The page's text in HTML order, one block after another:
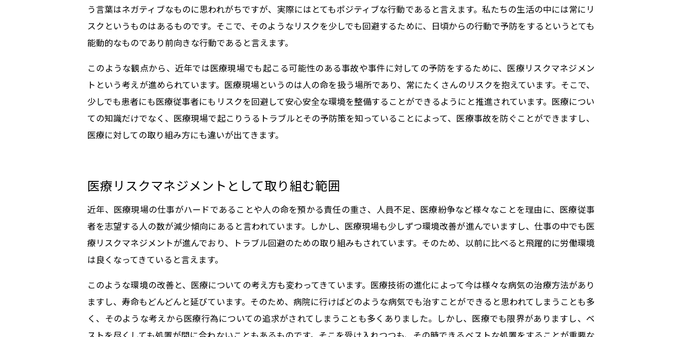
う言葉はネガティブなものに思われがちですが、実際にはとてもポジティブな行動であると言えます。私たちの生活の中には常にリ
スクというものはあるものです。そこで、そのようなリスクを少しでも回避するために、日頃からの行動で予防をするというとても
能動的なものであり前向きな行動であると言えます。
このような観点から、近年では医療現場でも起こる可能性のある事故や事件に対しての予防をするために、医療リスクマネジメン
トという考えが進められています。医療現場というのは人の命を扱う場所であり、常にたくさんのリスクを抱えています。そこで、
少しでも患者にも医療従事者にもリスクを回避して安心安全な環境を整備することができるようにと推進されています。医療につい
ての知識だけでなく、医療現場で起こりうるトラブルとその予防策を知っていることによって、医療事故を防ぐことができますし、
医療に対しての取り組み方にも違いが出てきます。
医療リスクマネジメントとして取り組む範囲
近年、医療現場の仕事がハードであることや人の命を預かる責任の重さ、人員不足、医療紛争など様々なことを理由に、医療従事
者を志望する人の数が減少傾向にあると言われています。しかし、医療現場も少しずつ環境改善が進んでいますし、仕事の中でも医
療リスクマネジメントが進んでおり、トラブル回避のための取り組みもされています。そのため、以前に比べると飛躍的に労働環境
は良くなってきていると言えます。
このような環境の改善と、医療についての考え方も変わってきています。医療技術の進化によって今は様々な病気の治療方法があり
ますし、寿命もどんどんと延びています。そのため、病院に行けばどのような病気でも治すことができると思われてしまうことも多
く、そのような考えから医療行為についての追求がされてしまうことも多くありました。しかし、医療でも限界がありますし、ベ